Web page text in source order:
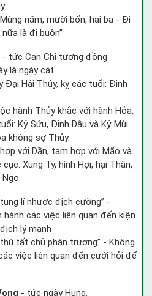
năm, mười bốn, hai ba - Đi
là đi buôn”
- tức Can Chi tương đồng
là ngày cát.
Đại Hải Thủy, kỵ các tuổi: Đinh
hành Thủy khắc với hành Hỏa,
Kỷ Sửu, Đinh Dậu và Kỷ Mùi
không sợ Thủy.
với Dần, tam hợp với Mão và
Xung Tỵ, hình Hợi, hại Thân,
lí nhược địch cường” -
hành các việc liên quan đến kiện
lý mạnh
tất chủ phân trương” - Không
việc liên quan đến cưới hỏi để
- tức ngày Hung.